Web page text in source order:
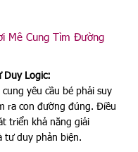
Mê Cung Tìm Đường
Duy Logic:
cung yêu cầu bé phải suy
ra con đường đúng. Điều
triển khả năng giải
tư duy phản biện.